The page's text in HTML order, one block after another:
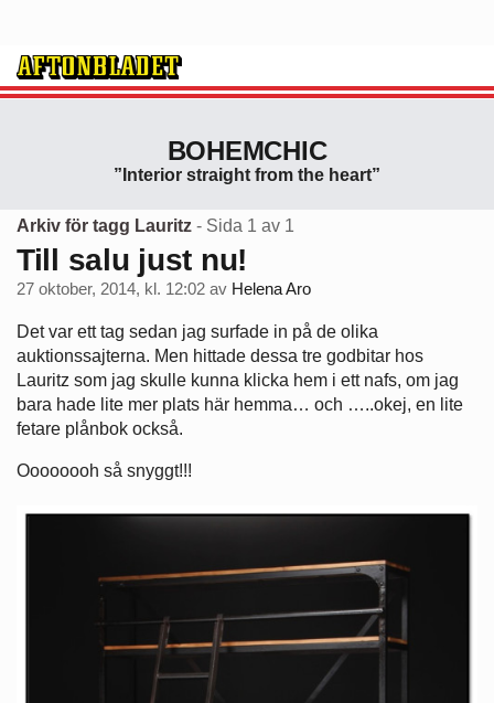
BOHEMCHIC
”Interior straight from the heart”
Arkiv för tagg Lauritz - Sida 1 av 1
Till salu just nu!
27 oktober, 2014, kl. 12:02 av Helena Aro
Det var ett tag sedan jag surfade in på de olika
auktionssajterna. Men hittade dessa tre godbitar hos
Lauritz som jag skulle kunna klicka hem i ett nafs, om jag
bara hade lite mer plats här hemma… och …..okej, en lite
fetare plånbok också.
Oooooooh så snyggt!!!